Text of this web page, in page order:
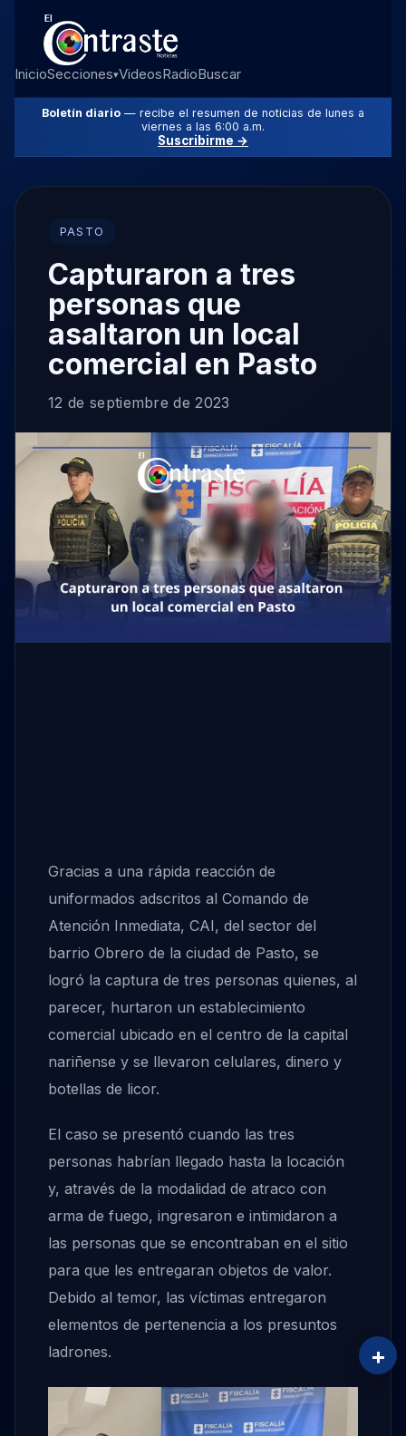
InicioSecciones▾VideosRadioBuscar
Boletín diario — recibe el resumen de noticias de lunes a
viernes a las 6:00 a.m.
Suscribirme →
PASTO
Capturaron a tres
personas que
asaltaron un local
comercial en Pasto
12 de septiembre de 2023
Gracias a una rápida reacción de
uniformados adscritos al Comando de
Atención Inmediata, CAI, del sector del
barrio Obrero de la ciudad de Pasto, se
logró la captura de tres personas quienes, al
parecer, hurtaron un establecimiento
comercial ubicado en el centro de la capital
nariñense y se llevaron celulares, dinero y
botellas de licor.
El caso se presentó cuando las tres
personas habrían llegado hasta la locación
y, através de la modalidad de atraco con
arma de fuego, ingresaron e intimidaron a
las personas que se encontraban en el sitio
para que les entregaran objetos de valor.
Debido al temor, las víctimas entregaron
elementos de pertenencia a los presuntos
ladrones.
+